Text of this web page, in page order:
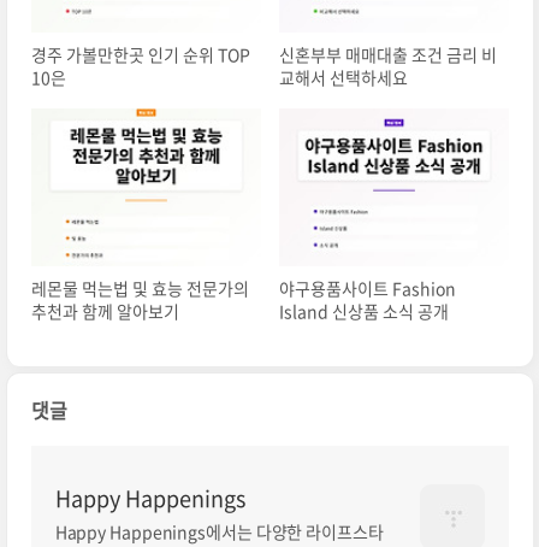
경주 가볼만한곳 인기 순위 TOP
10은
신혼부부 매매대출 조건 금리 비
교해서 선택하세요
레몬물 먹는법 및 효능 전문가의
추천과 함께 알아보기
야구용품사이트 Fashion
Island 신상품 소식 공개
댓글
Happy Happenings
Happy Happenings에서는 다양한 라이프스타